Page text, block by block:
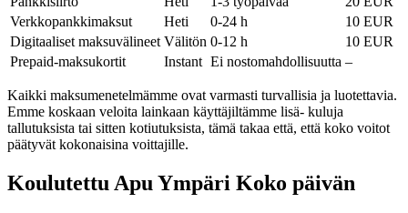
Verkkopankkimaksut
Heti 0-24 h
10 EUR
Digitaaliset maksuvälineet Välitön 0-12 h
10 EUR
Prepaid-maksukortit
Instant Ei nostomahdollisuutta –
Kaikki maksumenetelmämme ovat varmasti turvallisia ja luotettavia.
Emme koskaan veloita lainkaan käyttäjiltämme lisä- kuluja
tallutuksista tai sitten kotiutuksista, tämä takaa että, että koko voitot
päätyvät kokonaisina voittajille.
Koulutettu Apu Ympäri Koko päivän